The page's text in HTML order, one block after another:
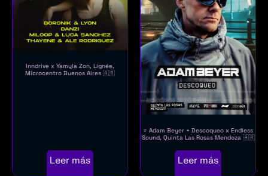
Inndrive x Yamyla Zon, Lignée,
Microcentro Buenos Aires 🇦🇷
Leer más
⭐ Adam Beyer + Descoqueo x Endless
Sound, Quinta Las Rosas Mendoza 🇦🇷
Leer más